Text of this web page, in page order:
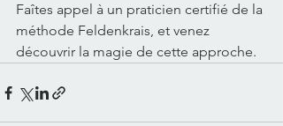
Faîtes appel à un praticien certifié de la
méthode Feldenkrais, et venez
découvrir la magie de cette approche.